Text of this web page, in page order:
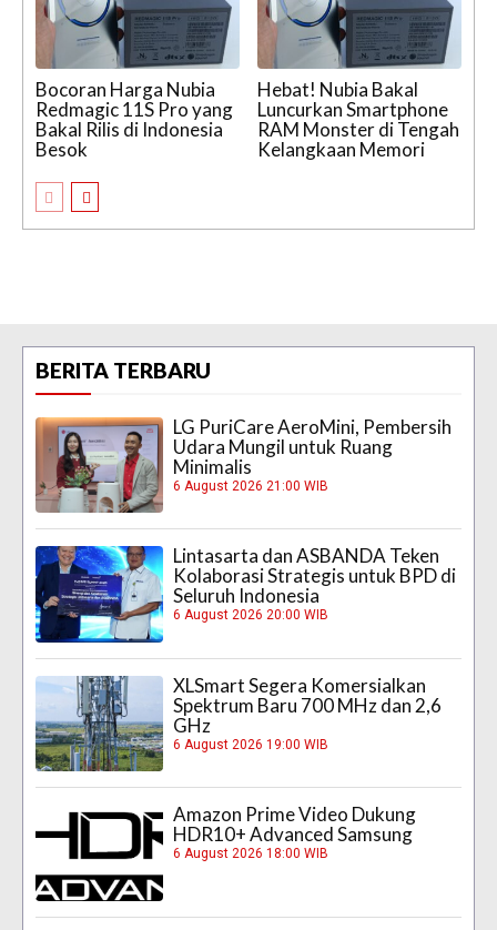
Bocoran Harga Nubia
Redmagic 11S Pro yang
Bakal Rilis di Indonesia
Besok
Hebat! Nubia Bakal
Luncurkan Smartphone
RAM Monster di Tengah
Kelangkaan Memori
BERITA TERBARU
LG PuriCare AeroMini, Pembersih
Udara Mungil untuk Ruang
Minimalis
6 August 2026 21:00 WIB
Lintasarta dan ASBANDA Teken
Kolaborasi Strategis untuk BPD di
Seluruh Indonesia
6 August 2026 20:00 WIB
XLSmart Segera Komersialkan
Spektrum Baru 700 MHz dan 2,6
GHz
6 August 2026 19:00 WIB
Amazon Prime Video Dukung
HDR10+ Advanced Samsung
6 August 2026 18:00 WIB